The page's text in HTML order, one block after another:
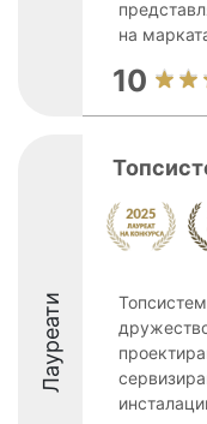
на
10
Лауреати